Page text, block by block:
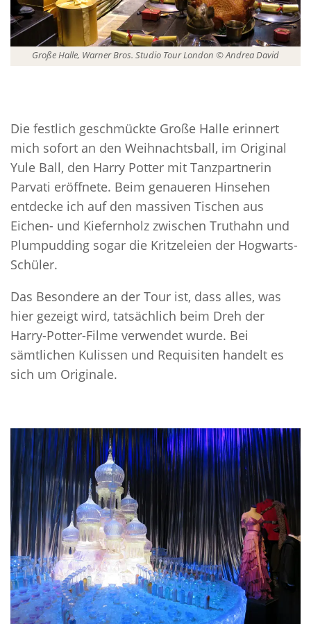
Große Halle, Warner Bros. Studio Tour London © Andrea David
Die festlich geschmückte Große Halle erinnert
mich sofort an den Weihnachtsball, im Original
Yule Ball, den Harry Potter mit Tanzpartnerin
Parvati eröffnete. Beim genaueren Hinsehen
entdecke ich auf den massiven Tischen aus
Eichen- und Kiefernholz zwischen Truthahn und
Plumpudding sogar die Kritzeleien der Hogwarts-
Schüler.
Das Besondere an der Tour ist, dass alles, was
hier gezeigt wird, tatsächlich beim Dreh der
Harry-Potter-Filme verwendet wurde. Bei
sämtlichen Kulissen und Requisiten handelt es
sich um Originale.